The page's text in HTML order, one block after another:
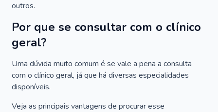
outros.
Por que se consultar com o clínico
geral?
Uma dúvida muito comum é se vale a pena a consulta
com o clínico geral, já que há diversas especialidades
disponíveis.
Veja as principais vantagens de procurar esse